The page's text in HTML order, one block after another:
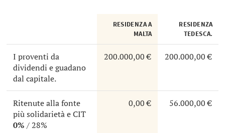
RESIDENZA A
MALTA
RESIDENZA
TEDESCA.
I proventi da
dividendi e guadano
dal capitale.
200.000,00 € 200.000,00 €
Ritenute alla fonte
più solidarietà e CIT
0% / 28%
0,00 € 56.000,00 €